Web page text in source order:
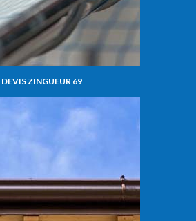
DEVIS ZINGUEUR 69